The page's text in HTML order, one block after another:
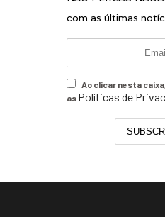
com as últimas
Ao clicar nesta
as Políticas de